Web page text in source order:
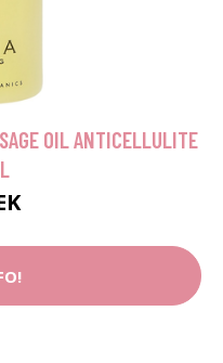
OIL ANTICELLULITE